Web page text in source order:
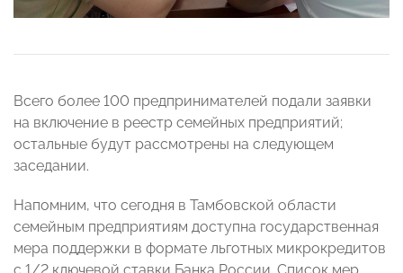
Всего более 100 предпринимателей подали заявки
на включение в реестр семейных предприятий;
остальные будут рассмотрены на следующем
заседании.
Напомним, что сегодня в Тамбовской области
семейным предприятиям доступна государственная
мера поддержки в формате льготных микрокредитов